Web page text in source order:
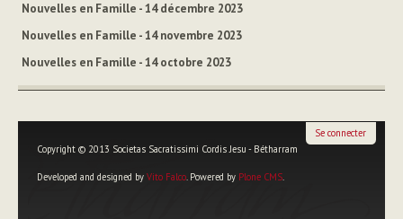
Nouvelles en Famille - 14 décembre 2023
Nouvelles en Famille - 14 novembre 2023
Nouvelles en Famille - 14 octobre 2023
Copyright © 2013 Societas Sacratissimi Cordis Jesu - Bétharram
Developed and designed by Vito Falco. Powered by Plone CMS.
Se connecter